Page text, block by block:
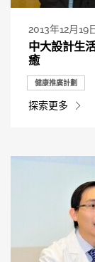
2013年12月19
中大設計生
癒
健康推廣計劃
探索更多